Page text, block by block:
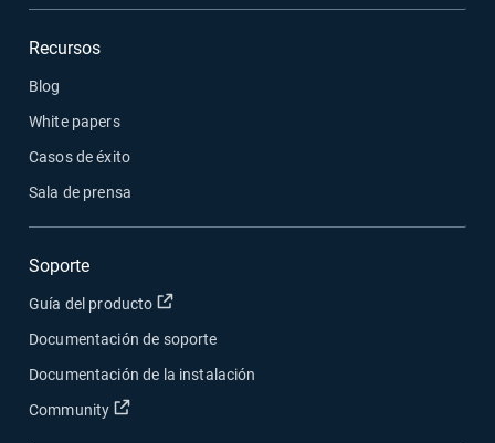
Recursos
Blog
White papers
Casos de éxito
Sala de prensa
Soporte
Guía del producto Abrir en una nueva ventana
Documentación de soporte
Documentación de la instalación
Community
Abrir en una nueva ventana